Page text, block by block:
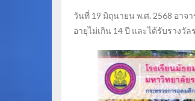
วันที่ 19 มิถุนายน พ.ศ. 2568 อาจ
อายุไม่เกิน 14 ปี และได้รับราง